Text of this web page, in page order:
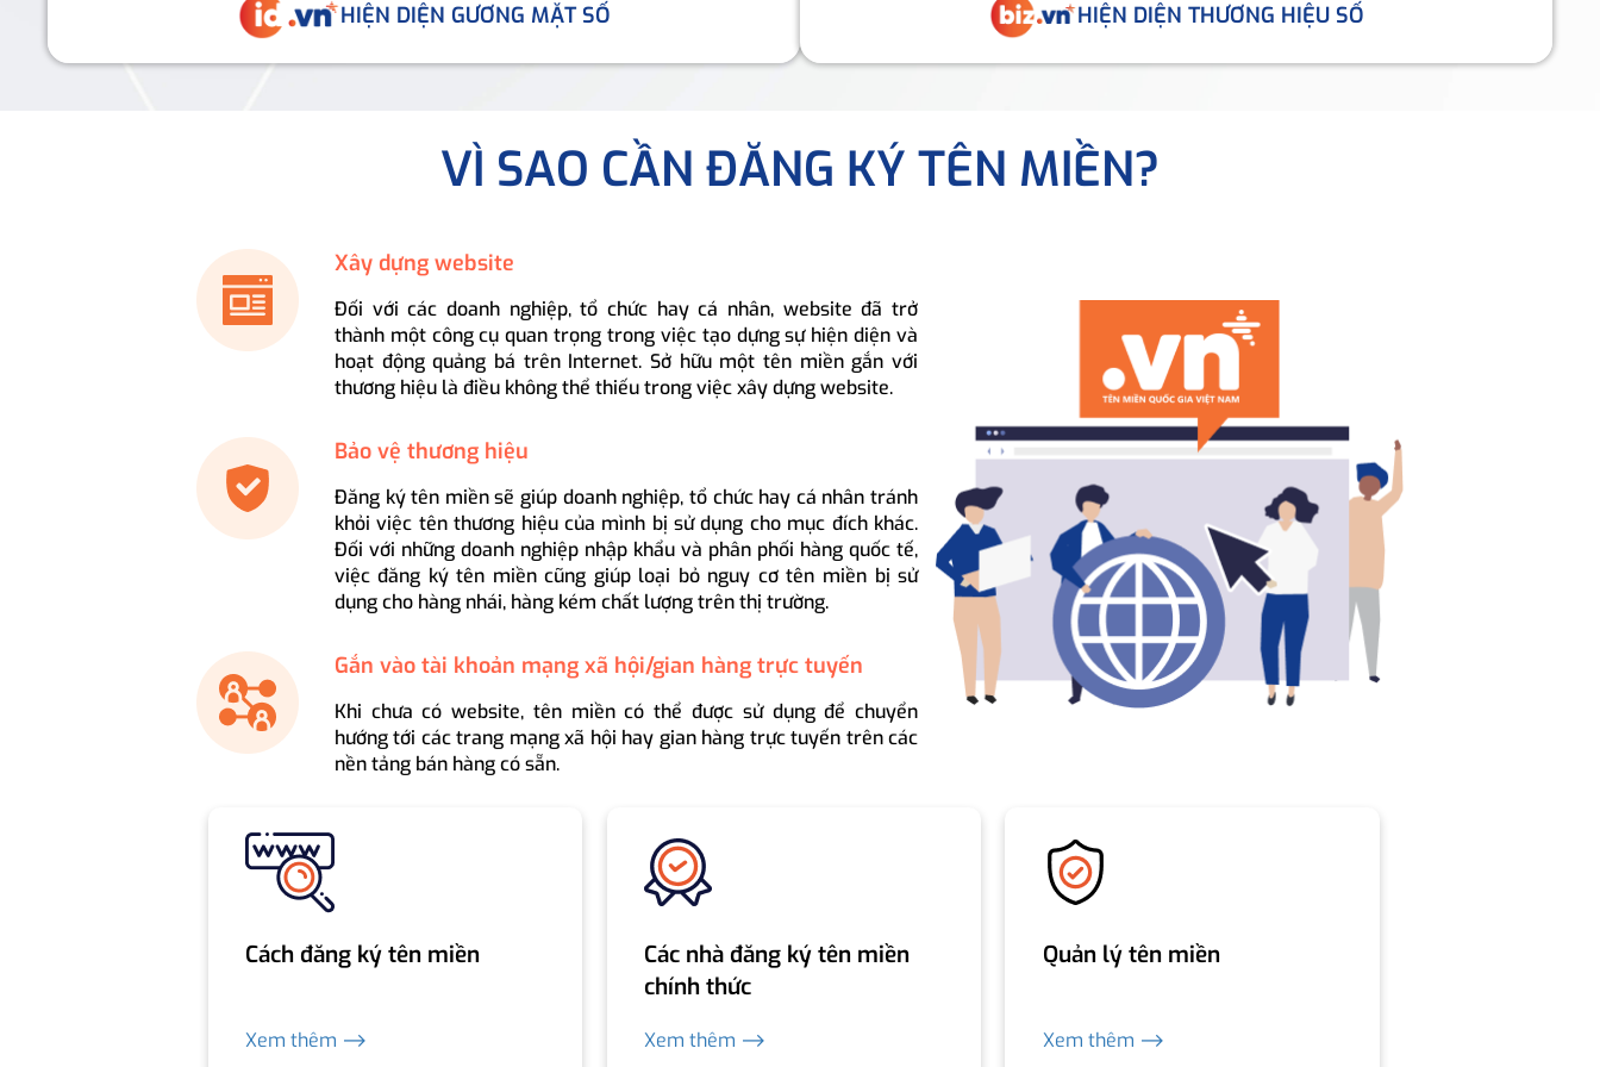
HIỆN DIỆN GƯƠNG MẶT SỐ HIỆN DIỆN THƯƠNG HIỆU SỐ
VÌ SAO CẦN ĐĂNG KÝ TÊN MIỀN?
Xây dựng website
Đối với các doanh nghiệp, tổ chức hay cá nhân, website đã trở
thành một công cụ quan trọng trong việc tạo dựng sự hiện diện và
hoạt động quảng bá trên Internet. Sở hữu một tên miền gắn với
thương hiệu là điều không thể thiếu trong việc xây dựng website.
Bảo vệ thương hiệu
Đăng ký tên miền sẽ giúp doanh nghiệp, tổ chức hay cá nhân tránh
khỏi việc tên thương hiệu của mình bị sử dụng cho mục đích khác.
Đối với những doanh nghiệp nhập khẩu và phân phối hàng quốc tế,
việc đăng ký tên miền cũng giúp loại bỏ nguy cơ tên miền bị sử
dụng cho hàng nhái, hàng kém chất lượng trên thị trường.
Gắn vào tài khoản mạng xã hội/gian hàng trực tuyến
Khi chưa có website, tên miền có thể được sử dụng để chuyển
hướng tới các trang mạng xã hội hay gian hàng trực tuyến trên các
nền tảng bán hàng có sẵn.
Cách đăng ký tên miền
Xem thêm ⟶
Các nhà đăng ký tên miền
chính thức
Xem thêm ⟶
Quản lý tên miền
Xem thêm ⟶